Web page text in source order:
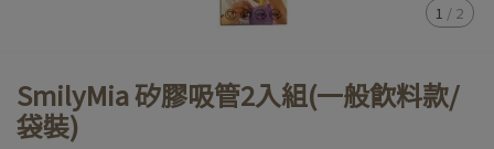
1 / 2
SmilyMia 矽膠吸管2入組(一般飲料款/
袋裝)